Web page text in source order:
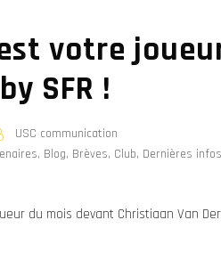
votre
SFR !
USC communication
, Blog, Brèves, Club, Dernières infos
du mois devant Christiaan Van